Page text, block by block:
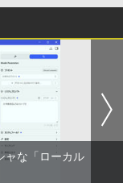
クロ版 39 (ジャンプ
ふたり 9巻 (デジタル
ス)
ャな「ローカル